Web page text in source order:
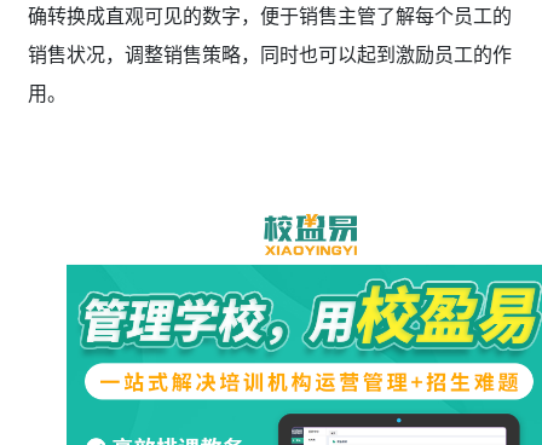
确转换成直观可见的数字，便于销售主管了解每个员工的
销售状况，调整销售策略，同时也可以起到激励员工的作
用。